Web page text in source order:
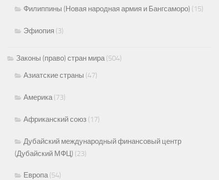
Филиппины (Новая народная армия и Бангсаморо) (15)
Эфиопия (3)
Законы (право) стран мира(504)
Азиатские страны (47)
Америка(73)
Африканский союз (17)
Дубайский международный финансовый центр
(Дубайский МФЦ) (23)
Европа(54)